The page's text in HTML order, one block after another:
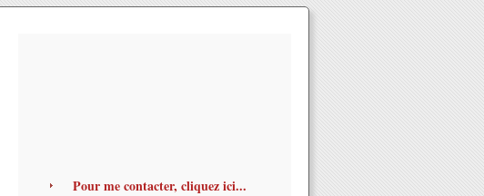
Pour me contacter, cliquez ici...